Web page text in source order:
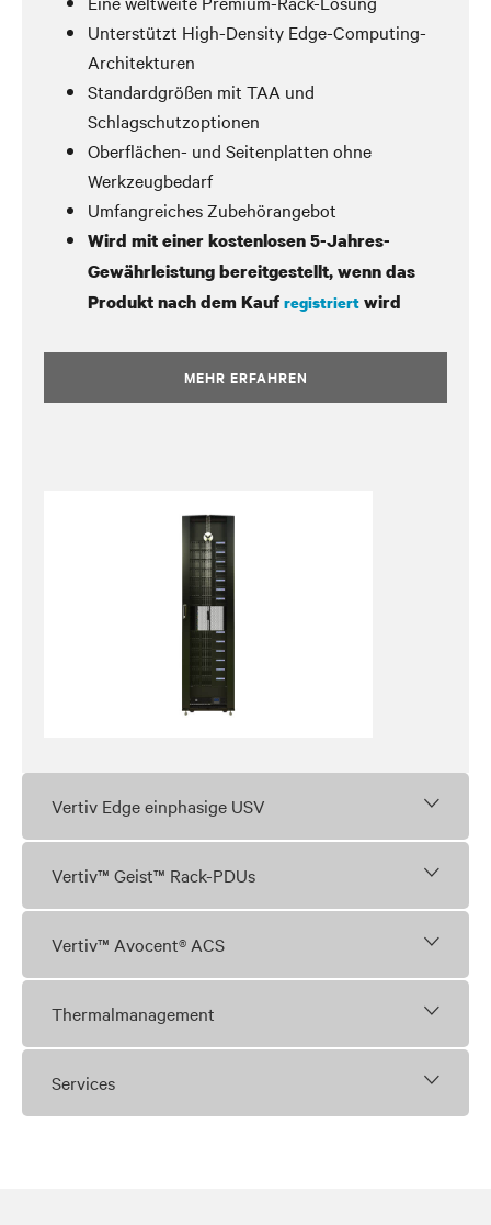
Unterstützt High-Density Edge-Computing-
Architekturen
Standardgrößen mit TAA und
Schlagschutzoptionen
Oberflächen- und Seitenplatten ohne
Werkzeugbedarf
Umfangreiches Zubehörangebot
Wird mit einer kostenlosen 5-Jahres-
Gewährleistung bereitgestellt, wenn das
Produkt nach dem Kauf registriert wird
MEHR ERFAHREN
Vertiv Edge einphasige USV
Vertiv™ Geist™ Rack-PDUs
Vertiv™ Avocent® ACS
Thermalmanagement
Services